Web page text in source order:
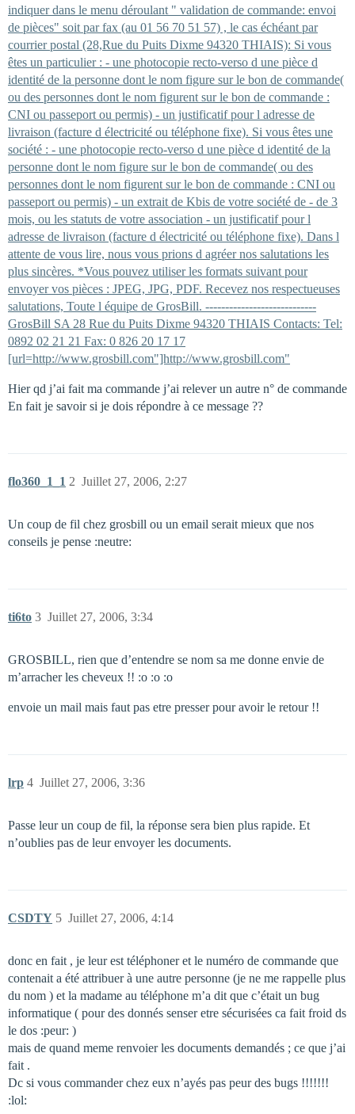
indiquer dans le menu déroulant " validation de commande: envoi
de pièces" soit par fax (au 01 56 70 51 57) , le cas échéant par
courrier postal (28,Rue du Puits Dixme 94320 THIAIS): Si vous
êtes un particulier : - une photocopie recto-verso d une pièce d
identité de la personne dont le nom figure sur le bon de commande(
ou des personnes dont le nom figurent sur le bon de commande :
CNI ou passeport ou permis) - un justificatif pour l adresse de
livraison (facture d électricité ou téléphone fixe). Si vous êtes une
société : - une photocopie recto-verso d une pièce d identité de la
personne dont le nom figure sur le bon de commande( ou des
personnes dont le nom figurent sur le bon de commande : CNI ou
passeport ou permis) - un extrait de Kbis de votre société de - de 3
mois, ou les statuts de votre association - un justificatif pour l
adresse de livraison (facture d électricité ou téléphone fixe). Dans l
attente de vous lire, nous vous prions d agréer nos salutations les
plus sincères. *Vous pouvez utiliser les formats suivant pour
envoyer vos pièces : JPEG, JPG, PDF. Recevez nos respectueuses
salutations, Toute l équipe de GrosBill. ----------------------------
GrosBill SA 28 Rue du Puits Dixme 94320 THIAIS Contacts: Tel:
0892 02 21 21 Fax: 0 826 20 17 17
[url=http://www.grosbill.com"]http://www.grosbill.com"
Hier qd j’ai fait ma commande j’ai relever un autre n° de commande
En fait je savoir si je dois répondre à ce message ??
flo360_1_1 Juillet 27, 2006, 2:27
2
Un coup de fil chez grosbill ou un email serait mieux que nos
conseils je pense :neutre:
ti6to Juillet 27, 2006, 3:34
3
GROSBILL, rien que d’entendre se nom sa me donne envie de
m’arracher les cheveux !! :o :o :o
envoie un mail mais faut pas etre presser pour avoir le retour !!
lrp Juillet 27, 2006, 3:36
4
Passe leur un coup de fil, la réponse sera bien plus rapide. Et
n’oublies pas de leur envoyer les documents.
CSDTY Juillet 27, 2006, 4:14
5
donc en fait , je leur est téléphoner et le numéro de commande que
contenait a été attribuer à une autre personne (je ne me rappelle plus
du nom ) et la madame au téléphone m’a dit que c’était un bug
informatique ( pour des donnés senser etre sécurisées ca fait froid ds
le dos :peur: )
mais de quand meme renvoier les documents demandés ; ce que j’ai
fait .
Dc si vous commander chez eux n’ayés pas peur des bugs !!!!!!!
:lol: